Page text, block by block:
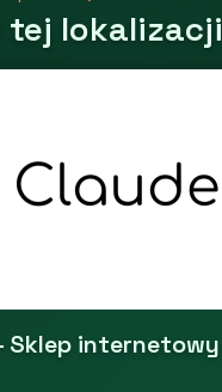
tej lokalizacji
Sklep